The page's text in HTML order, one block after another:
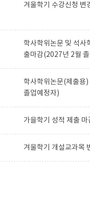
겨울학기 수강신청 변
학사학위논문 및 석사
출마감(2027년 2월
학사학위논문(제출용
졸업예정자)
가을학기 성적 제출 마
겨울학기 개설교과목